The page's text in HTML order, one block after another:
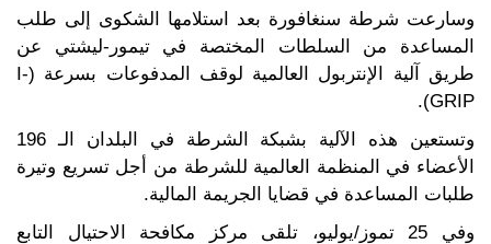
وسارعت شرطة سنغافورة بعد استلامها الشكوى إلى طلب
المساعدة من السلطات المختصة في تيمور-ليشتي عن
طريق آلية الإنتربول العالمية لوقف المدفوعات بسرعة (I-
GRIP).
وتستعين هذه الآلية بشبكة الشرطة في البلدان الـ 196
الأعضاء في المنظمة العالمية للشرطة من أجل تسريع وتيرة
طلبات المساعدة في قضايا الجريمة المالية.
وفي 25 تموز/يوليو، تلقى مركز مكافحة الاحتيال التابع